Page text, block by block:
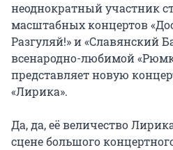
неоднократный участник
масштабных концертов
Разгуляй!» и «Славянский
всенародно-любимой
представляет новую
«Лирика».
Да, да, её величество
сцене большого